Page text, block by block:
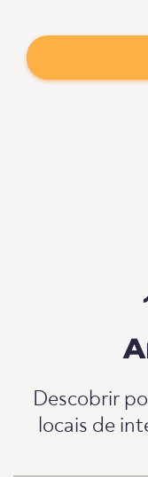
Descobrir
locais de